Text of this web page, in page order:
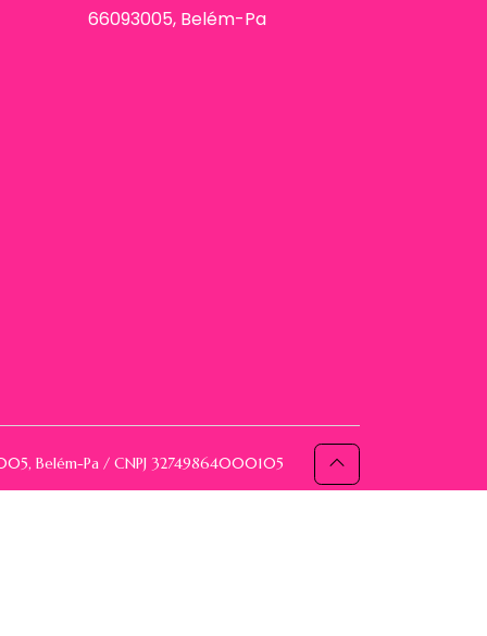
66093005, Belém-Pa
Belém-Pa / CNPJ 32749864000105